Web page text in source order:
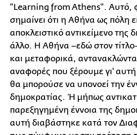
"Learning from Athens". Αυτό,
σημαίνει ότι η Αθήνα ως πόλη
αποκλειστικό αντικείμενο της
άλλο. Η Αθήνα –εδώ στον
και μεταφορικά,
αναφορές που ξέρουμε γι'
θα μπορούσε να υπονοεί την
δημοκρατίας. Ή μήπως
παρεξηγημένη έννοια της
αυτή διαβάστηκε κατά τον